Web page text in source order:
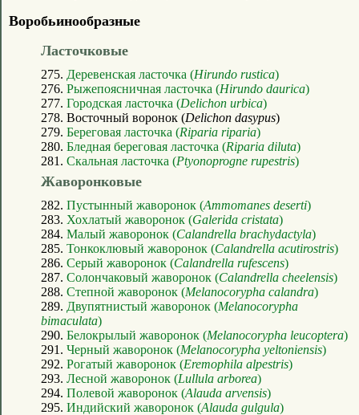
Воробьинообразные
Ласточковые
275. Деревенская ласточка (Hirundo rustica)
276. Рыжепоясничная ласточка (Hirundo daurica)
277. Городская ласточка (Delichon urbica)
278. Восточный воронок (Delichon dasypus)
279. Береговая ласточка (Riparia riparia)
280. Бледная береговая ласточка (Riparia diluta)
281. Скальная ласточка (Ptyonoprogne rupestris)
Жаворонковые
282. Пустынный жаворонок (Ammomanes deserti)
283. Хохлатый жаворонок (Galerida cristata)
284. Малый жаворонок (Calandrella brachydactyla)
285. Тонкоклювый жаворонок (Calandrella acutirostris)
286. Серый жаворонок (Calandrella rufescens)
287. Солончаковый жаворонок (Calandrella cheelensis)
288. Степной жаворонок (Melanocorypha calandra)
289. Двупятнистый жаворонок (Melanocorypha
bimaculata)
290. Белокрылый жаворонок (Melanocorypha leucoptera)
291. Черный жаворонок (Melanocorypha yeltoniensis)
292. Рогатый жаворонок (Eremophila alpestris)
293. Лесной жаворонок (Lullula arborea)
294. Полевой жаворонок (Alauda arvensis)
295. Индийский жаворонок (Alauda gulgula)